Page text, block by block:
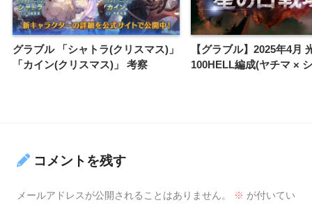
グラブル 「シャトラ(クリスマス)」
「カイン(クリスマス)」 考察
【グラブル】2025年4月
100HELL編成(ヤチマ ×
コメントを残す
メールアドレスが公開されることはありません。 ※ が付いてい